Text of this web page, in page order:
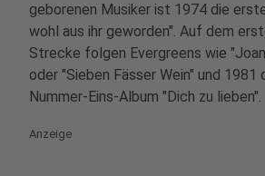
geborenen Musiker ist 1974 die
wohl aus ihr geworden". Auf dem
Strecke folgen Evergreens wie
oder "Sieben Fässer Wein" und 1981
Nummer-Eins-Album "Dich zu lieben".
Anzeige